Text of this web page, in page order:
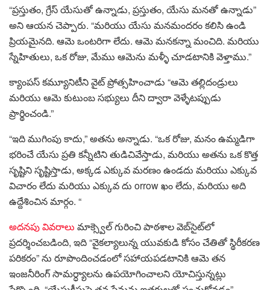
“ప్రస్తుతం, గ్రేస్ యేసుతో ఉన్నాడు, ప్రస్తుతం, యేసు మనతో ఉన్నాడు”
అని ఆయన చెప్పారు. “మరియు యేసు మనమందరం కలిసి ఉండి
ప్రియమైనది. ఆమె ఒంటరిగా లేదు. ఆమె మనకన్నా మంచిది. మరియు
స్నేహితులు, ఒక రోజు, మేము ఆమెను మళ్ళీ చూడటానికి వెళ్తాము.”
క్యాంపస్ కమ్యూనిటీని వైట్ ప్రోత్సహించాడు “ఆమె తల్లిదండ్రులు
మరియు ఆమె కుటుంబ సభ్యులు దీని ద్వారా వెళ్ళేటప్పుడు
ప్రార్థించండి.”
“ఇది ముగింపు కాదు,” అతను అన్నాడు. “ఒక రోజు, మనం ఉమ్మడిగా
భరించే యేసు ప్రతి కన్నీటిని తుడిచివేస్తాడు, మరియు అతను ఒక కొత్త
సృష్టిని సృష్టిస్తాడు, అక్కడ ఎక్కువ మరణం ఉండదు మరియు ఎక్కువ
విచారం లేదు మరియు ఎక్కువ దు orrow ఖం లేదు, మరియు అది
ఉద్దేశించిన మార్గం. “
అదనపు వివరాలు మాక్స్వెల్ గురించి పాఠశాల వెబ్‌సైట్‌లో
ప్రదర్శించబడింది, ఇది “వైకల్యాలున్న యువకుడి కోసం చేతితో స్థిరీకరణ
పరికరం” ను రూపొందించడంలో సహాయపడటానికి ఆమె తన
ఇంజనీరింగ్ సామర్ధ్యాలను ఉపయోగించాలని యోచిస్తున్నట్లు